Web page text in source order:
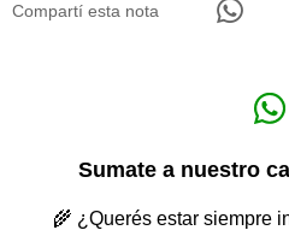
Compartí esta nota
Sumate a nuestro
🌾 ¿Querés estar siempre